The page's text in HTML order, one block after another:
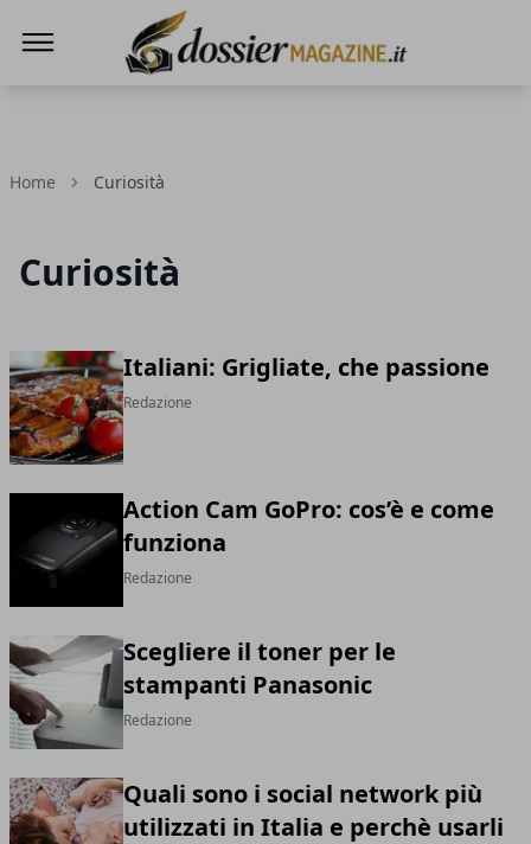
Home Curiosità
Curiosità
Italiani: Grigliate, che passione
Redazione
Action Cam GoPro: cos’è e come
funziona
Redazione
Scegliere il toner per le
stampanti Panasonic
Redazione
Quali sono i social network più
utilizzati in Italia e perchè usarli